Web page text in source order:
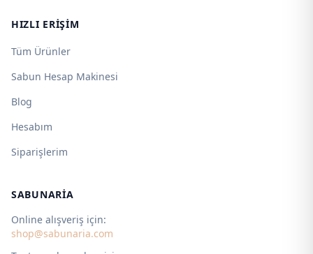
HIZLI ERIŞIM
Tüm Ürünler
Sabun Hesap Makinesi
Blog
Hesabım
Siparişlerim
SABUNARIA
Online alışveriş için:
shop@sabunaria.com